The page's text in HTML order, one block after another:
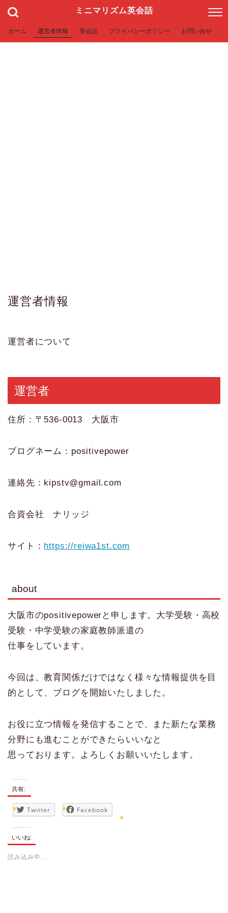
ミニマリズム英会話
ホーム 運営者情報 英会話 プライバシーポリシー お問い合せ
運営者情報
運営者について
運営者
住所：〒536-0013 大阪市
ブログネーム：positivepower
連絡先：kipstv@gmail.com
合資会社 ナリッジ
サイト： https://reiwa1st.com
about
大阪市のpositivepowerと申します。大学受験・高校
受験・中学受験の家庭教師派遣の
仕事をしています。
今回は、教育関係だけではなく様々な情報提供を目
的として、ブログを開始いたしました。
お役に立つ情報を発信することで、また新たな業務
分野にも進むことができたらいいなと
思っております。よろしくお願いいたします。
共有:
Twitter Facebook
いいね:
読み込み中...